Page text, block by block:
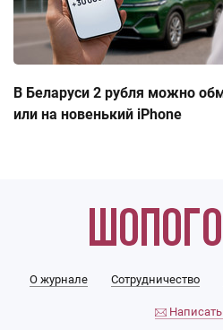
В Беларуси 2 рубля можно
или на новенький iPhone
О журнале Сотрудничество